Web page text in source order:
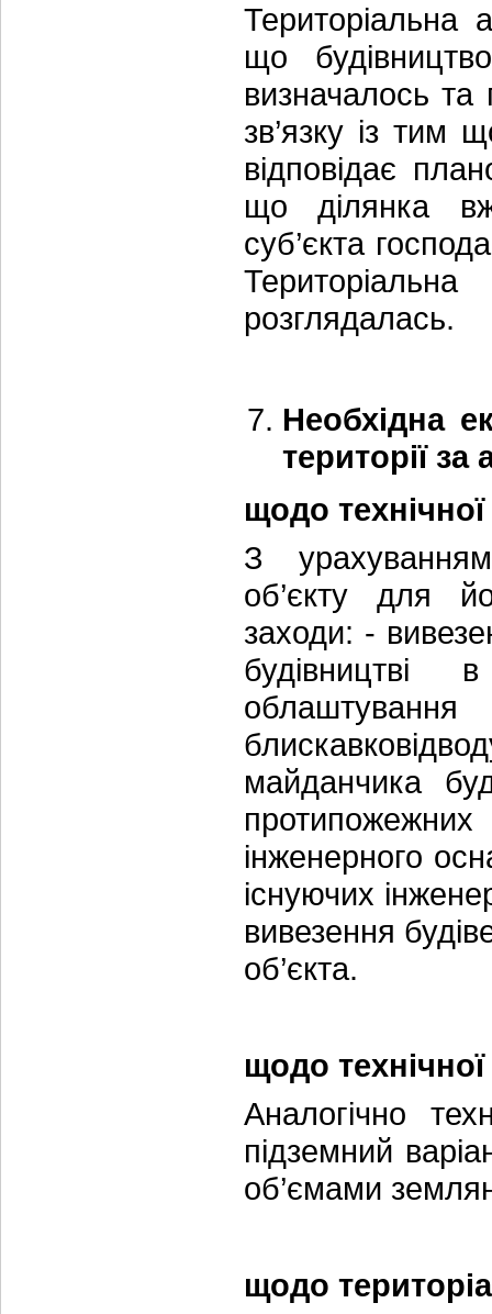
Територіальна
що
визначалось
зв’язку із тим
відповідає
що ділянка
суб’єкта
розглядалась.
Необхідна
території
щодо
З
об’єкту для
заходи: -
майданчика
інженерного
існуючих
вивезення
об’єкта.
щодо
Аналогічно
підземний
об’ємами
щодо